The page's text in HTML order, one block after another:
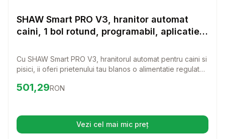
Hranitoare inteligente
SHAW Smart PRO V3, hranitor automat
caini, 1 bol rotund, programabil, aplicatie
automat caini si pisici, 1 bol rotund,
programabil, aplicatie mobila, PVC, alb,
Cu SHAW Smart PRO V3, hranitorul automat pentru caini si
pisici, ii oferi prietenului tau blanos o alimentatie regulata
dispozitiv inteligent, programabil printr-o aplicatie mobila,
Preț: 501.29 RON
501,29RON
Vezi cel mai mic preț(se deschide într-o filă nouă)